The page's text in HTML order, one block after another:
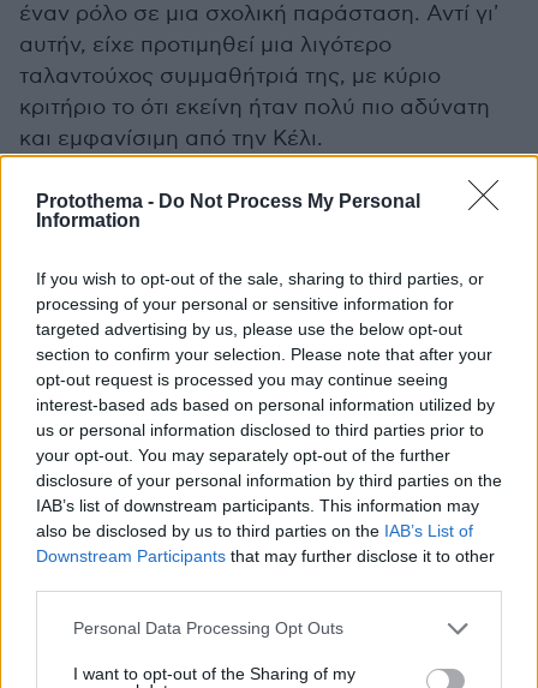
Protothema - Do Not Process My Personal
Information
If you wish to opt-out of the sale, sharing to third parties, or
processing of your personal or sensitive information for
targeted advertising by us, please use the below opt-out
section to confirm your selection. Please note that after your
opt-out request is processed you may continue seeing
interest-based ads based on personal information utilized by
us or personal information disclosed to third parties prior to
your opt-out. You may separately opt-out of the further
disclosure of your personal information by third parties on the
IAB’s list of downstream participants. This information may
also be disclosed by us to third parties on the IAB’s List of
Downstream Participants that may further disclose it to other
Please note that this website/app uses one or more Google
not limited to your visit or usage behaviour. You may click to
Personal Data Processing Opt Outs
I want to opt-out of the Sharing of my
έναν ρόλο σε μια σχολική παράσταση. Αντί γι'
αυτήν, είχε προτιμηθεί μια λιγότερο
ταλαντούχος συμμαθήτριά της, με κύριο
κριτήριο το ότι εκείνη ήταν πολύ πιο αδύνατη
και εμφανίσιμη από την Κέλι.
View this post on Instagram